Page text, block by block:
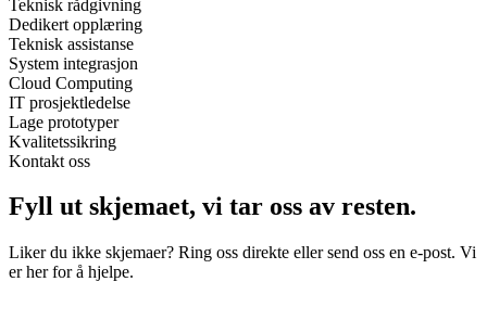
Teknisk rådgivning
Dedikert opplæring
Teknisk assistanse
System integrasjon
Cloud Computing
IT prosjektledelse
Lage prototyper
Kvalitetssikring
Kontakt oss
Fyll ut skjemaet, vi tar oss av resten.
Liker du ikke skjemaer? Ring oss direkte eller send oss en e-post. Vi
er her for å hjelpe.